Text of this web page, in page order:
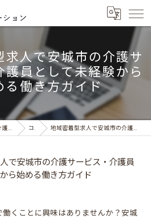
求人で安城市の介護サ
護員として未経験から
る働き方ガイド
愛知県安城市で介護の求人ならデイサービス みなみの風 コラム 地域密着型求人で安城市の介護サービス・介護員として未経験から始める働き方ガイド
で安城市の介護サービス・介護員
ら始める働き方ガイド
働くことに興味はありませんか？安城